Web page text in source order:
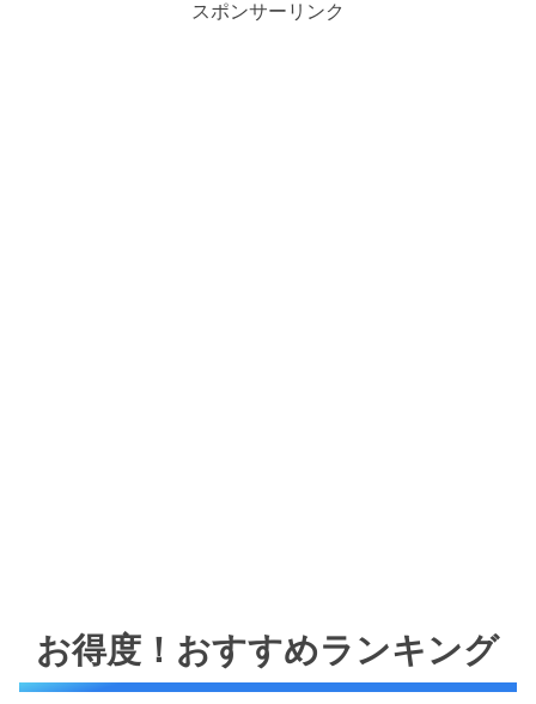
スポンサーリンク
お得度！おすすめランキング